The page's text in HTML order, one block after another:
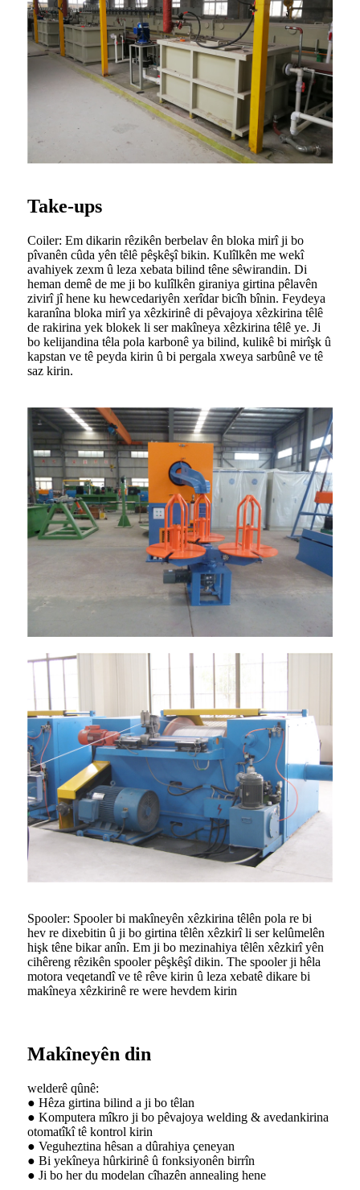
Take-ups
Coiler: Em dikarin rêzikên berbelav ên bloka mirî ji bo
pîvanên cûda yên têlê pêşkêşî bikin. Kulîlkên me wekî
avahiyek zexm û leza xebata bilind têne sêwirandin. Di
heman demê de me ji bo kulîlkên giraniya girtina pêlavên
zivirî jî hene ku hewcedariyên xerîdar bicîh bînin. Feydeya
karanîna bloka mirî ya xêzkirinê di pêvajoya xêzkirina têlê
de rakirina yek blokek li ser makîneya xêzkirina têlê ye. Ji
bo kelijandina têla pola karbonê ya bilind, kulikê bi mirîşk û
kapstan ve tê peyda kirin û bi pergala xweya sarbûnê ve tê
saz kirin.
Spooler: Spooler bi makîneyên xêzkirina têlên pola re bi
hev re dixebitin û ji bo girtina têlên xêzkirî li ser kelûmelên
hişk têne bikar anîn. Em ji bo mezinahiya têlên xêzkirî yên
cihêreng rêzikên spooler pêşkêşî dikin. The spooler ji hêla
motora veqetandî ve tê rêve kirin û leza xebatê dikare bi
makîneya xêzkirinê re were hevdem kirin
Makîneyên din
welderê qûnê:
● Hêza girtina bilind a ji bo têlan
● Komputera mîkro ji bo pêvajoya welding & avedankirina
otomatîkî tê kontrol kirin
● Veguheztina hêsan a dûrahiya çeneyan
● Bi yekîneya hûrkirinê û fonksiyonên birrîn
● Ji bo her du modelan cîhazên annealing hene